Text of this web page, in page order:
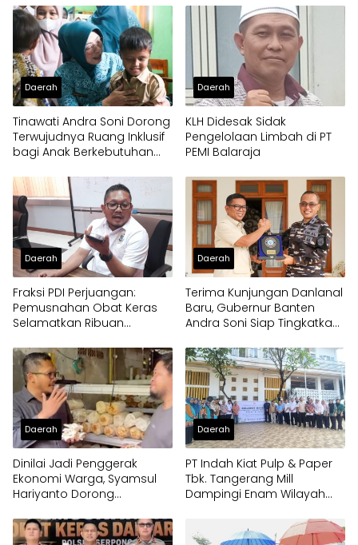
Daerah
Tinawati Andra Soni Dorong
Terwujudnya Ruang Inklusif
bagi Anak Berkebutuhan
Daerah
KLH Didesak Sidak
Pengelolaan Limbah di PT
PEMI Balaraja
Daerah
Fraksi PDI Perjuangan:
Pemusnahan Obat Keras
Selamatkan Ribuan
Daerah
Terima Kunjungan Danlanal
Baru, Gubernur Banten
Andra Soni Siap Tingkatkan
Daerah
Dinilai Jadi Penggerak
Ekonomi Warga, Syamsul
Hariyanto Dorong
Jamur Crispy di Serpong
Daerah
PT Indah Kiat Pulp & Paper
Tbk. Tangerang Mill
Dampingi Enam Wilayah